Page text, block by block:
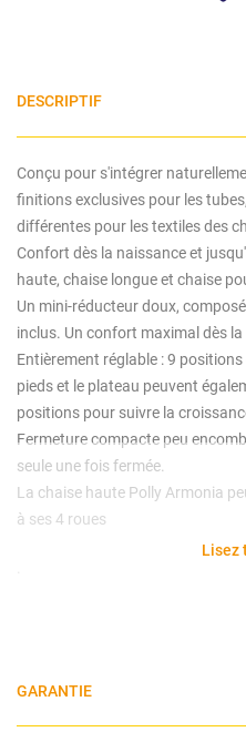
DESCRIPTIF
Conçu pour s'intégrer
finitions exclusives pour les
différentes pour les textiles des
Confort dès la naissance et
haute, chaise longue et chaise
Un mini-réducteur doux,
inclus. Un confort maximal dès
Entièrement réglable : 9
pieds et le plateau peuvent
positions pour suivre la
Fermeture compacte peu
seule une fois fermée.
La chaise haute Polly Armonia
à ses 4 roues
Lisez
GARANTIE